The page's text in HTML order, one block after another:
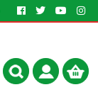
Meu